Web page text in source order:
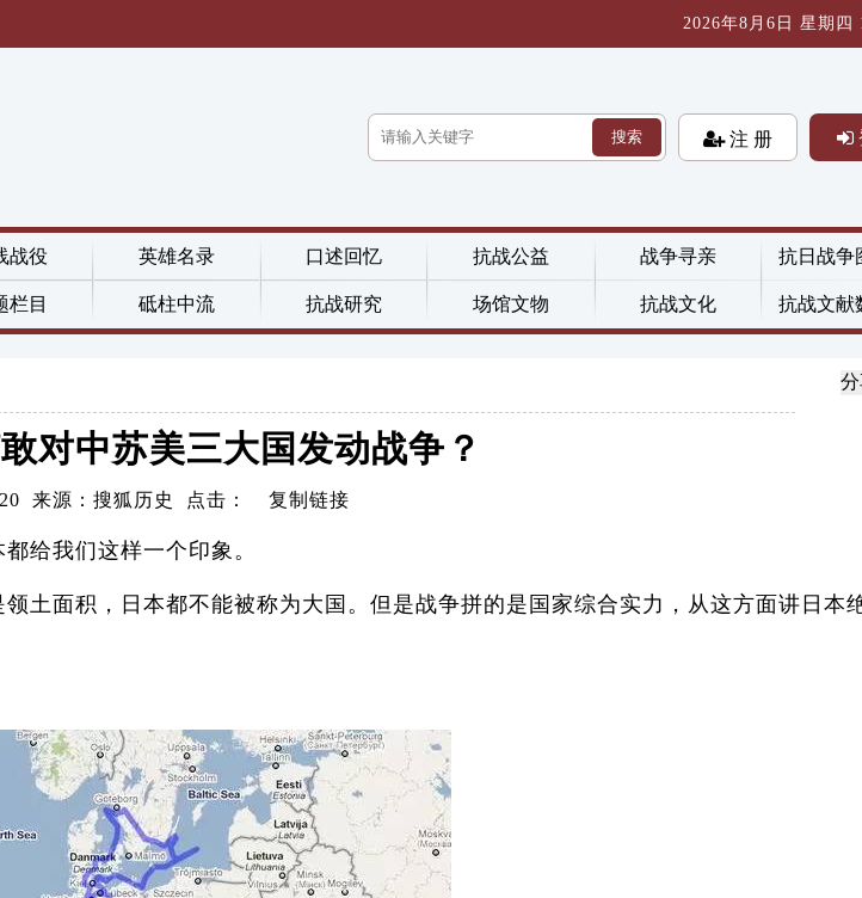
2026年8月6日 星期四
搜索 注 册
战役 英雄名录 口述回忆 抗战公益 战争寻亲 抗日战争
栏目 砥柱中流 抗战研究 场馆文物 抗战文化 抗战文献
对中苏美三大国发动战争？
来源：搜狐历史 点击： 复制链接
给我们这样一个印象。
面积，日本都不能被称为大国。但是战争拼的是国家综合实力，从这方面讲日本